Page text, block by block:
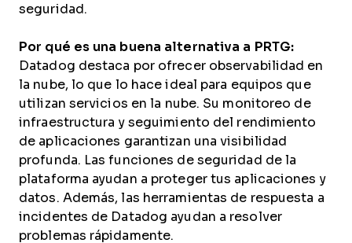
seguridad.
Por qué es una buena alternativa a PRTG:
Datadog destaca por ofrecer observabilidad en
la nube, lo que lo hace ideal para equipos que
utilizan servicios en la nube. Su monitoreo de
infraestructura y seguimiento del rendimiento
de aplicaciones garantizan una visibilidad
profunda. Las funciones de seguridad de la
plataforma ayudan a proteger tus aplicaciones y
datos. Además, las herramientas de respuesta a
incidentes de Datadog ayudan a resolver
problemas rápidamente.